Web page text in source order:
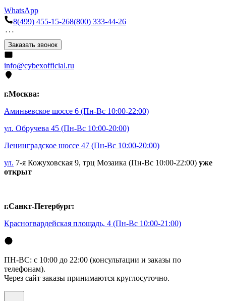
WhatsApp
8(499) 455-15-268(800) 333-44-26
Заказать звонок
info@cybexofficial.ru
г.Москва:
Аминьевское шоссе 6 (Пн-Вс 10:00-22:00)
ул. Обручева 45 (Пн-Вс 10:00-20:00)
Ленинградское шоссе 47 (Пн-Вс 10:00-20:00)
ул. 7-я Кожуховская 9, трц Мозаика (Пн-Вс 10:00-22:00) уже
открыт
г.Санкт-Петербург:
Красногвардейская площадь, 4 (Пн-Вс 10:00-21:00)
ПН-ВС: с 10:00 до 22:00 (консультации и заказы по
телефонам).
Через сайт заказы принимаются круглосуточно.